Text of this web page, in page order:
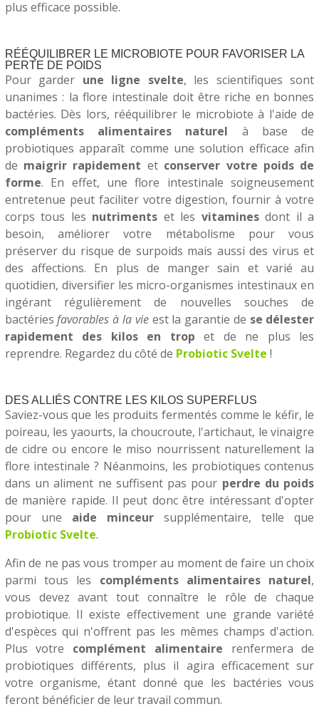
plus efficace possible.
RÉÉQUILIBRER LE MICROBIOTE POUR FAVORISER LA
PERTE DE POIDS
Pour garder une ligne svelte, les scientifiques sont
unanimes : la flore intestinale doit être riche en bonnes
bactéries. Dès lors, rééquilibrer le microbiote à l'aide de
compléments alimentaires naturel à base de
probiotiques apparaît comme une solution efficace afin
de maigrir rapidement et conserver votre poids de
forme. En effet, une flore intestinale soigneusement
entretenue peut faciliter votre digestion, fournir à votre
corps tous les nutriments et les vitaminesdont il a
besoin, améliorer votre métabolisme pour vous
préserver du risque de surpoids mais aussi des virus et
des affections. En plus de manger sain et varié au
quotidien, diversifier les micro-organismes intestinaux en
ingérant régulièrement de nouvelles souches de
bactériesfavorables à la vieest la garantie de se délester
rapidement des kilos en trop et de ne plus les
reprendre. Regardez du côté de Probiotic Svelte !
DES ALLIÉS CONTRE LES KILOS SUPERFLUS
Saviez-vous que les produits fermentés comme le kéfir, le
poireau, les yaourts, la choucroute, l'artichaut, le vinaigre
de cidre ou encore le miso nourrissent naturellement la
flore intestinale ? Néanmoins, les probiotiques contenus
dans un aliment ne suffisent pas pour perdre du poids
de manière rapide. Il peut donc être intéressant d'opter
pour une aide minceur supplémentaire, telle que
Probiotic Svelte.
Afin de ne pas vous tromper au moment de faire un choix
parmi tous les compléments alimentaires naturel,
vous devez avant tout connaître le rôle de chaque
probiotique. Il existe effectivement une grande variété
d'espèces qui n'offrent pas les mêmes champs d'action.
Plus votre complément alimentaire renfermera de
probiotiques différents, plus il agira efficacement sur
votre organisme, étant donné que les bactéries vous
feront bénéficier de leur travail commun.